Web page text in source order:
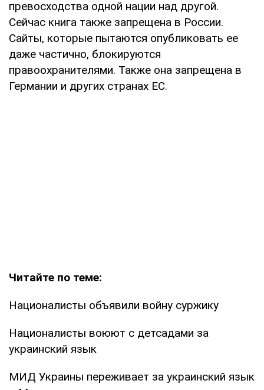
превосходства одной нации над другой.
Сейчас книга также запрещена в России.
Сайты, которые пытаются опубликовать ее
даже частично, блокируются
правоохранителями. Также она запрещена в
Германии и других странах ЕС.
Читайте по теме:
Националисты объявили войну суржику
Националисты воюют с детсадами за
украинский язык
МИД Украины переживает за украинский язык